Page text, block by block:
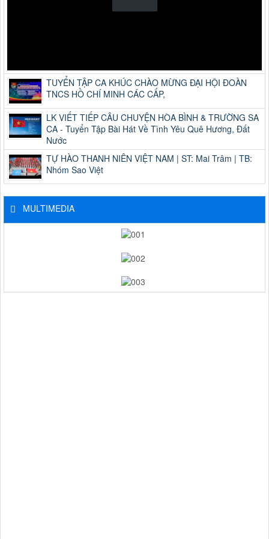
TUYỂN TẬP CA KHÚC CHÀO MỪNG ĐẠI HỘI ĐOÀN
TNCS HỒ CHÍ MINH CÁC CẤP,
LK VIẾT TIẾP CÂU CHUYỆN HÒA BÌNH & TRƯỜNG SA
CA - Tuyển Tập Bài Hát Về Tình Yêu Quê Hương, Đất
Nước
TỰ HÀO THANH NIÊN VIỆT NAM | ST: Mai Trâm | TB:
Nhóm Sao Việt
MULTIMEDIA